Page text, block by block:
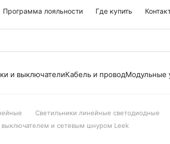
Программа лояльности Где купить
и выключателиКабель и проводМодульные
Светильники линейные светодиодные
выключателем и сетевым шнуром Leek